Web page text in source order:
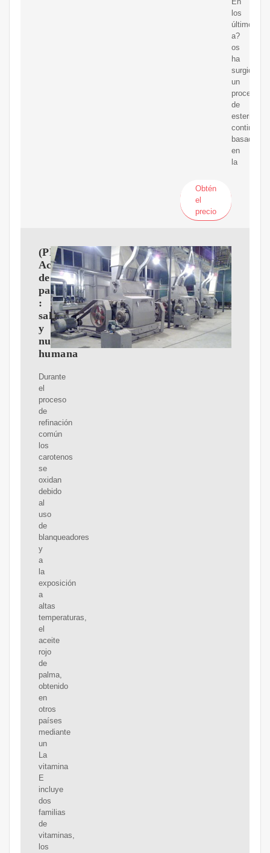
los
últimos
a?
os
ha
surgido
un
proceso
de
continua
basado
en
la
Obtén
el
precio
(PDF)
Aceite
de
palma
:
salud
y
nutrición
humana
Durante
el
proceso
de
refinación
común
los
carotenos
se
oxidan
debido
al
uso
de
blanqueadores
y
a
la
exposición
a
altas
temperaturas,
el
aceite
rojo
de
palma,
obtenido
en
otros
países
mediante
un
La
vitamina
E
incluye
dos
familias
de
vitaminas,
los